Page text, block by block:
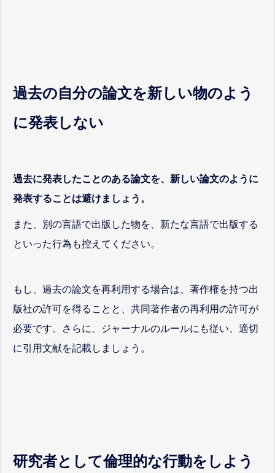
過去の自分の論文を新しい物のよう
に発表しない
過去に発表したことのある論文を、新しい論文のように
発表することは避けましょう。
また、別の言語で出版した物を、新たな言語で出版する
といった行為も控えてください。
もし、過去の論文を再利用する場合は、著作権を持つ出
版社の許可を得ることと、共同著作者の再利用の許可が
必要です。さらに、ジャーナルのルールにも従い、適切
に引用文献を記載しましょう。
研究者として倫理的な行動をしよう